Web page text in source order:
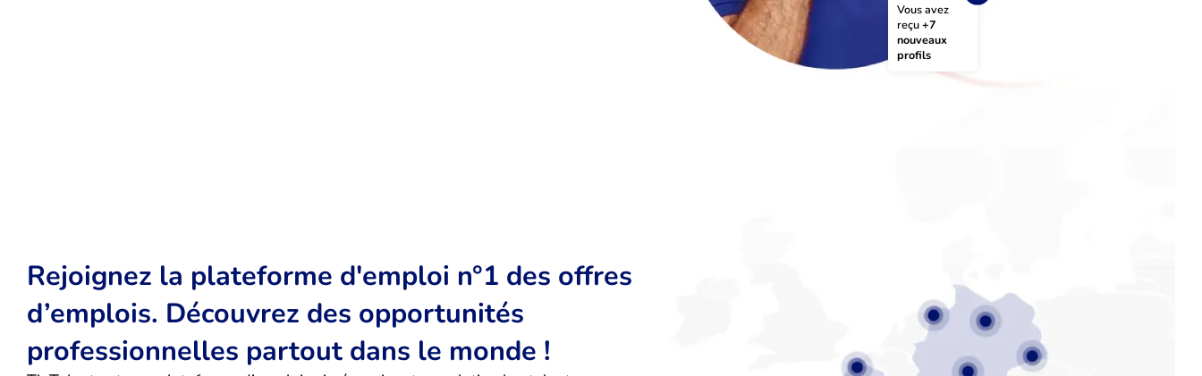
Vous avez
reçu +7
nouveaux
profils
Rejoignez la plateforme d'emploi n°1 des offres
d’emplois. Découvrez des opportunités
professionnelles partout dans le monde !